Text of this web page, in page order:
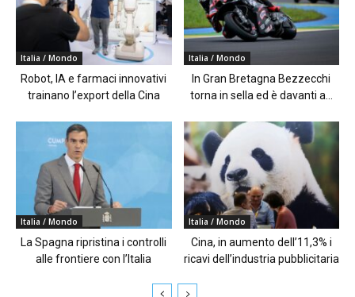
Italia / Mondo
Robot, IA e farmaci innovativi
trainano l’export della Cina
Italia / Mondo
In Gran Bretagna Bezzecchi
torna in sella ed è davanti a...
Italia / Mondo
La Spagna ripristina i controlli
alle frontiere con l’Italia
Italia / Mondo
Cina, in aumento dell’11,3% i
ricavi dell’industria pubblicitaria